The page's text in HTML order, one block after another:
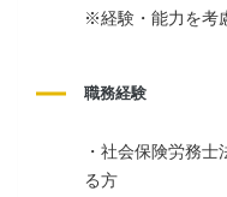
※経験・能力を考
職務経験
・社会保険労務
る方